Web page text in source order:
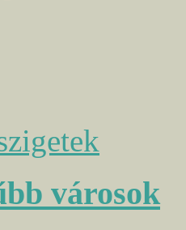
városok